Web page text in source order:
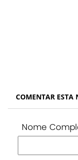
COMENTAR ESTA
Nome